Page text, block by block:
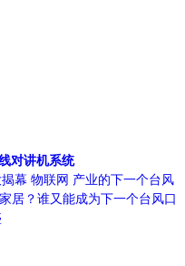
对讲机系统
幕 物联网 产业的下一个台风
居？谁又能成为下一个台风口